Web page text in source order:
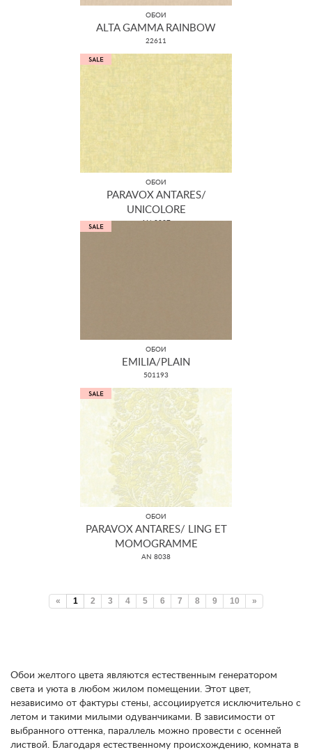
ОБОИ
ALTA GAMMA RAINBOW
22611
ОБОИ
PARAVOX ANTARES/
UNICOLORE
AN 8037
ОБОИ
EMILIA/PLAIN
501193
ОБОИ
PARAVOX ANTARES/ LING ET
MOMOGRAMME
AN 8038
« 1 2 3 4 5 6 7 8 9 10 »
Обои желтого цвета являются естественным генератором
света и уюта в любом жилом помещении. Этот цвет,
независимо от фактуры стены, ассоциируется исключительно с
летом и такими милыми одуванчиками. В зависимости от
выбранного оттенка, параллель можно провести с осенней
листвой. Благодаря естественному происхождению, комната в